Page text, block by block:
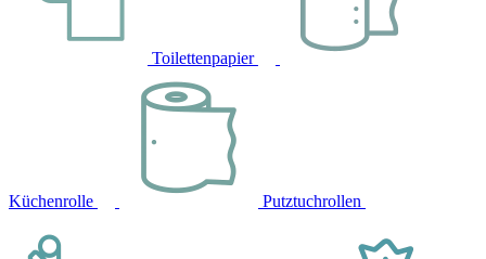
Toilettenpapier
Küchenrolle Putztuchrollen